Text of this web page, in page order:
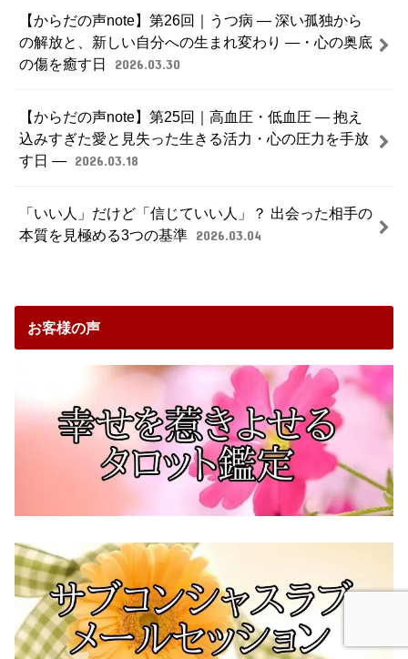
【からだの声note】第26回｜うつ病 ― 深い孤独から
の解放と、新しい自分への生まれ変わり ―・心の奥底
の傷を癒す日
2026.03.30
【からだの声note】第25回｜高血圧・低血圧 ― 抱え
込みすぎた愛と見失った生きる活力・心の圧力を手放
す日 ― 2026.03.18
「いい人」だけど「信じていい人」？ 出会った相手の
本質を見極める3つの基準 2026.03.04
お客様の声